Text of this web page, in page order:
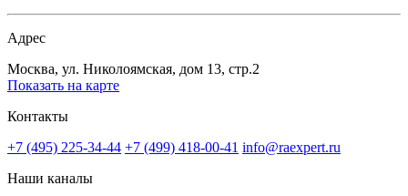
Адрес
Москва, ул. Николоямская, дом 13, стр.2
Показать на карте
Контакты
+7 (495) 225-34-44 +7 (499) 418-00-41 info@raexpert.ru
Наши каналы